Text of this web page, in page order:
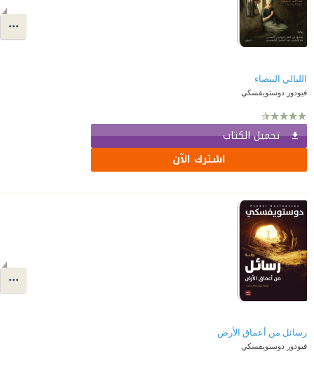
الليالي البيضاء
فيودور دوستويفسكي
تحميل الكتاب
اشترك الآن
رسائل من أعماق الأرض
فيودور دوستويفسكي